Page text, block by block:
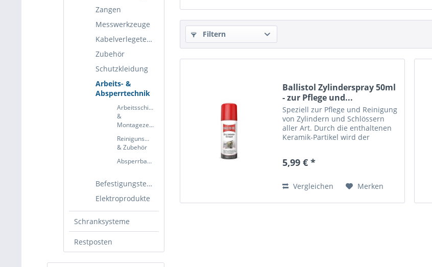
Zangen
Messwerkzeuge
Kabelverlegetechnik
Zubehör
Schutzkleidung
Arbeits- &
Absperrtechnik
Arbeitsschirm
&
Montagezelte
Reinigunsmittel
& Zubehör
Absperrband
Befestigungstechnik
Elektroprodukte
Schranksysteme
Restposten
Filtern
Ballistol Zylinderspray 50ml
- zur Pflege und...
Speziell zur Pflege und Reinigung
von Zylindern und Schlössern
aller Art. Durch die enthaltenen
Keramik-Partikel wird der
leichtgängig. Erreicht durch
5,99 € *
Vergleichen Merken